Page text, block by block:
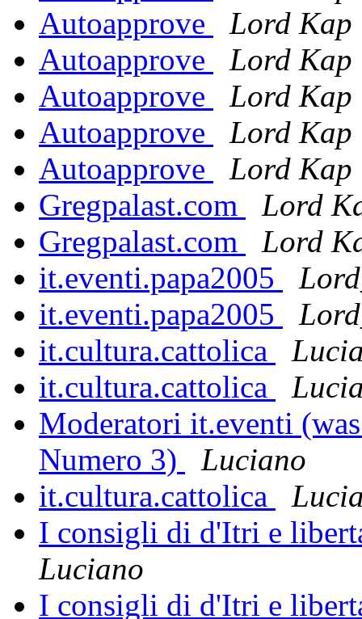
Autoapprove
Lord Kap
Autoapprove
Lord Kap
Autoapprove
Lord Kap
Autoapprove
Lord Kap
Autoapprove
Lord Kap
Gregpalast.com
Lord
Gregpalast.com
Lord
it.eventi.papa2005
it.eventi.papa2005
it.cultura.cattolica
it.cultura.cattolica
Moderatori it.eventi
Numero 3)
Luciano
it.cultura.cattolica
I consigli di d'Itri e
Luciano
I consigli di d'Itri e